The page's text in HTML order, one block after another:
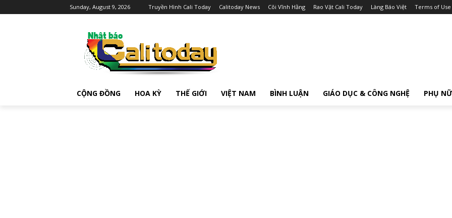
Sunday, August 9, 2026 Truyền Hình Cali Today Calitoday News Cõi Vĩnh Hằng Rao Vặt Cali Today Làng Báo Việt Terms of Use
CỘNG ĐỒNG HOA KỲ THẾ GIỚI VIỆT NAM BÌNH LUẬN GIÁO DỤC & CÔNG NGHỆ PHỤ NỮ